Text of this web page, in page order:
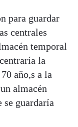
para guardar
centrales
temporal
la
año,s a la
almacén
guardaría